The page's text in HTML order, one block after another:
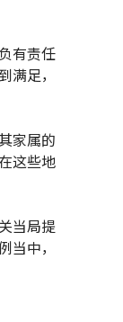
有责任
足，
家属的
这些地
当局提
中，